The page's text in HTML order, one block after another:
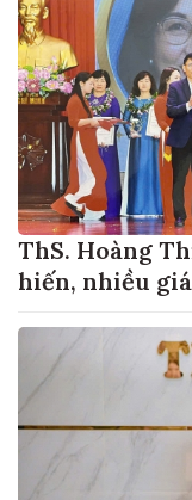
ThS. Hoàng
hiến, nhiều